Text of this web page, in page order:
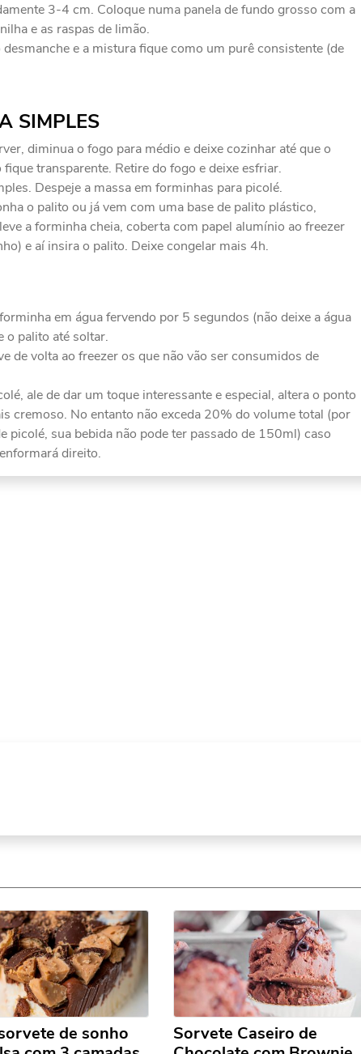
3-4 cm. Coloque numa panela de fundo grosso com a
e as raspas de limão.
e a mistura fique como um purê consistente (de
SIMPLES
diminua o fogo para médio e deixe cozinhar até que o
transparente. Retire do fogo e deixe esfriar.
Despeje a massa em forminhas para picolé.
o palito ou já vem com uma base de palito plástico,
a forminha cheia, coberta com papel alumínio ao freezer
e aí insira o palito. Deixe congelar mais 4h.
em água fervendo por 5 segundos (não deixe a água
o palito até soltar.
de volta ao freezer os que não vão ser consumidos de
ale de dar um toque interessante e especial, altera o ponto
cremoso. No entanto não exceda 20% do volume total (por
picolé, sua bebida não pode ter passado de 150ml) caso
direito.
de sonho
Sorvete Caseiro de